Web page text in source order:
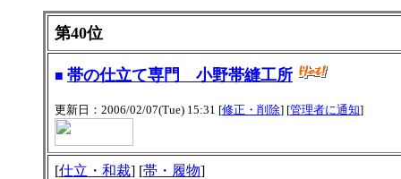
第40位
■ 帯の仕立て専門 小野帯縫工所
更新日：2006/02/07(Tue) 15:31 [修正・削除] [管理者に通知]
[仕立・和裁] [帯・履物]